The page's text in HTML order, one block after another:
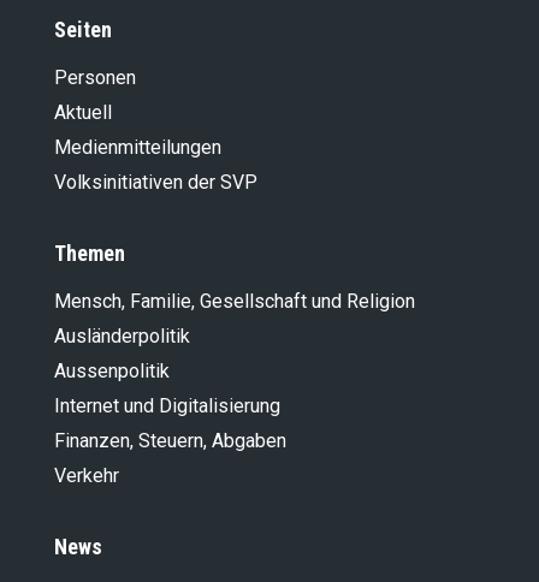
Seiten
Personen
Aktuell
Medienmitteilungen
Volksinitiativen der SVP
Themen
Mensch, Familie, Gesellschaft und Religion
Ausländer­politik
Aussenpolitik
Internet und Digitalisierung
Finanzen, Steuern, Abgaben
Verkehr
News